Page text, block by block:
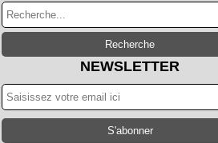
NEWSLETTER